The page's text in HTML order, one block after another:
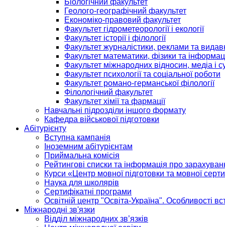
Біологічний факультет
Геолого-географічний факультет
Економіко-правовий факультет
Факультет гідрометеорології і екології
Факультет історії і філології
Факультет журналістики, реклами та
Факультет математики, фізики та
Факультет міжнародних відносин, медіа і
Факультет психології та соціальної роботи
Факультет романо-германської філології
Філологічний факультет
Факультет хімії та фармації
Навчальні підрозділи іншого формату
Кафедра військової підготовки
Абітурієнту
Вступна кампанія
Іноземним абітурієнтам
Приймальна комісія
Рейтингові списки та інформація про
Курси «Центр мовної підготовки та мовної
Наука для школярів
Сертифікатні програми
Освітній центр "Освіта-Україна". Особливості
Міжнародні зв'язки
Відділ міжнародних зв’язків